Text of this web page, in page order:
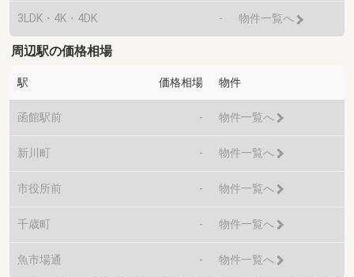
3LDK・4K・4DK - 物件一覧へ
周辺駅の価格相場
駅 価格相場 物件
函館駅前 - 物件一覧へ
新川町 - 物件一覧へ
市役所前 - 物件一覧へ
千歳町 - 物件一覧へ
魚市場通 - 物件一覧へ